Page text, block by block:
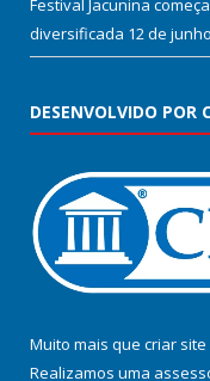
Festival Jacunina
diversificada 12 de
DESENVOLVIDO POR
Muito mais que criar site
Realizamos uma